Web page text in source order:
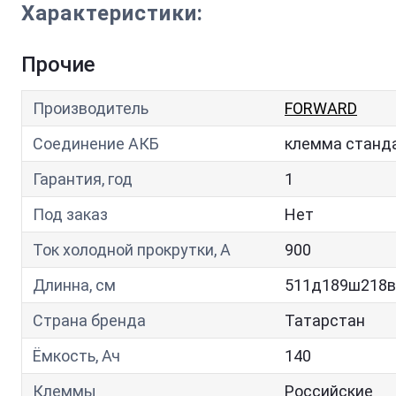
Характеристики:
Прочие
Производитель
FORWARD
Соединение АКБ
клемма
Гарантия, год
1
Под заказ
Нет
Ток холодной прокрутки, A
900
Длинна, см
511д189ш218в
Страна бренда
Татарстан
Ёмкость, Ач
140
Клеммы
Российские